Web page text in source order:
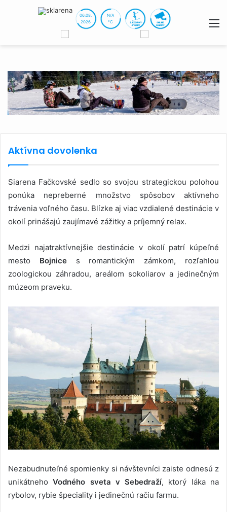
06.08.
2026
N/A
°C
Aktívna dovolenka
Siarena Fačkovské sedlo so svojou strategickou polohou
ponúka nepreberné množstvo spôsobov aktívneho
trávenia voľného času. Blízke aj viac vzdialené destinácie v
okolí prinášajú zaujímavé zážitky a príjemný relax.
Medzi najatraktívnejšie destinácie v okolí patrí kúpeľné
mesto Bojnices romantickým zámkom, rozľahlou
zoologickou záhradou, areálom sokoliarov a jedinečným
múzeom praveku.
Nezabudnuteľné spomienky si návštevníci zaiste odnesú z
unikátnehoVodného sveta v Sebedraží, ktorý láka na
rybolov, rybie špeciality i jedinečnú račiu farmu.